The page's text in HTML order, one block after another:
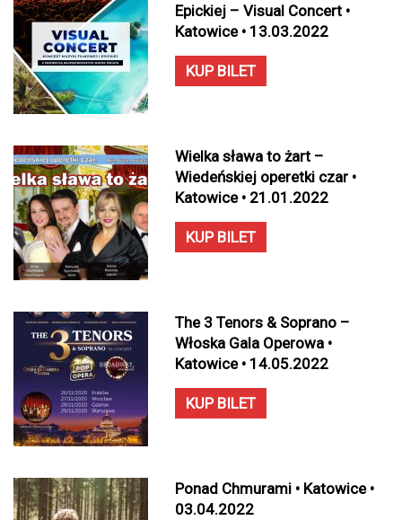
Epickiej – Visual Concert •
Katowice • 13.03.2022
KUP BILET
Wielka sława to żart –
Wiedeńskiej operetki czar •
Katowice • 21.01.2022
KUP BILET
The 3 Tenors & Soprano –
Włoska Gala Operowa •
Katowice • 14.05.2022
KUP BILET
Ponad Chmurami • Katowice •
03.04.2022